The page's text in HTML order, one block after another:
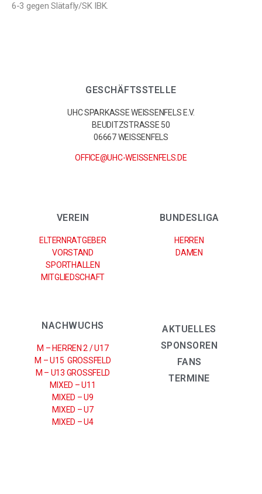
6-3 gegen Slätafly/SK IBK.
GESCHÄFTSSTELLE
UHC SPARKASSE WEISSENFELS E.V.
BEUDITZSTRASSE 50
06667 WEISSENFELS
OFFICE@UHC-WEISSENFELS.DE
VEREIN
ELTERNRATGEBER
VORSTAND
SPORTHALLEN
MITGLIEDSCHAFT
BUNDESLIGA
HERREN
DAMEN
NACHWUCHS
M – HERREN 2 / U17
M – U15 GROSSFELD
M – U13 GROSSFELD
MIXED – U11
MIXED – U9
MIXED – U7
MIXED – U4
AKTUELLES
SPONSOREN
FANS
TERMINE